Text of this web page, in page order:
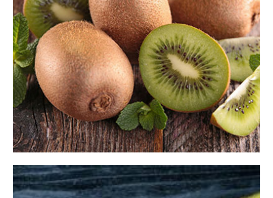
ویژگی‌های منحصر به فرد کیوی ایران و
کاربردهای آن